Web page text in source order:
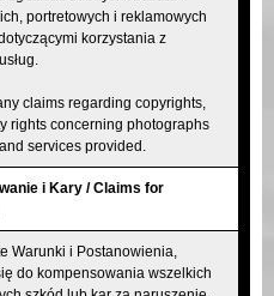
portretowych i reklamowych
korzystania z
claims regarding copyrights,
rights concerning photographs
services provided.
i Kary / Claims for
Warunki i Postanowienia,
do kompensowania wszelkich